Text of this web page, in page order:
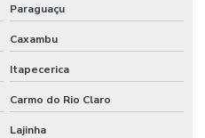
Paraguaçu
Caxambu
Itapecerica
Carmo do Rio Claro
Lajinha